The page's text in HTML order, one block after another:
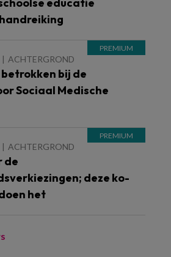
ACHTERGROND
bij de
Sociaal Medische
ACHTERGROND
de
deze ko-
het